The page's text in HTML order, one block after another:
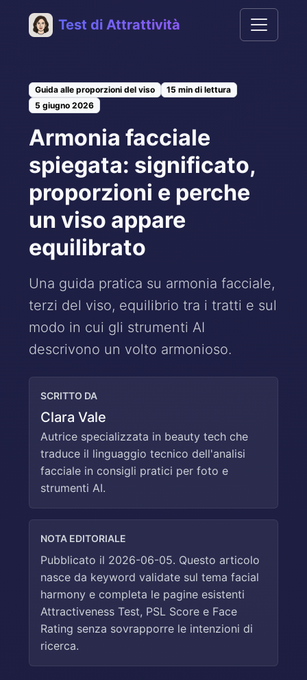
Test di Attrattività
Guida alle proporzioni del viso
15 min di lettura
5 giugno 2026
Armonia facciale
spiegata: significato,
proporzioni e perche
un viso appare
equilibrato
Una guida pratica su armonia facciale,
terzi del viso, equilibrio tra i tratti e sul
modo in cui gli strumenti AI
descrivono un volto armonioso.
SCRITTO DA
Clara Vale
Autrice specializzata in beauty tech che
traduce il linguaggio tecnico dell'analisi
facciale in consigli pratici per foto e
strumenti AI.
NOTA EDITORIALE
Pubblicato il 2026-06-05. Questo articolo
nasce da keyword validate sul tema facial
harmony e completa le pagine esistenti
Attractiveness Test, PSL Score e Face
Rating senza sovrapporre le intenzioni di
ricerca.